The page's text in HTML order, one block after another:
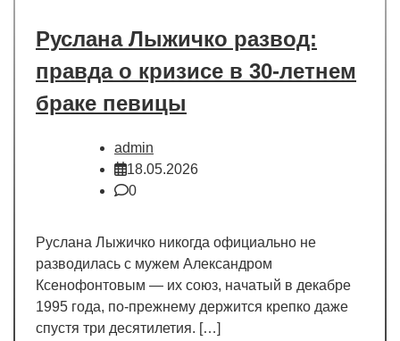
Руслана Лыжичко развод:
правда о кризисе в 30-летнем
браке певицы
admin
18.05.2026
0
Руслана Лыжичко никогда официально не
разводилась с мужем Александром
Ксенофонтовым — их союз, начатый в декабре
1995 года, по-прежнему держится крепко даже
спустя три десятилетия. […]